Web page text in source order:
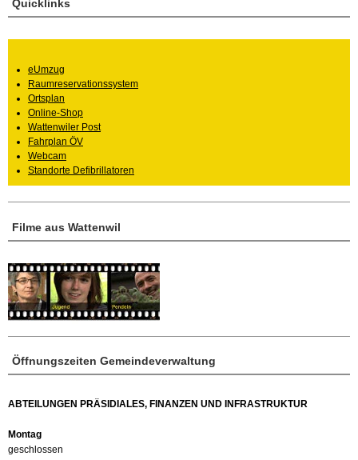
Öffnungszeiten Gemeindeverwaltung
ABTEILUNGEN PRÄSIDIALES, FINANZEN UND INFRASTRUKTUR
Montag
geschlossen
Filme aus Wattenwil
Quicklinks
eUmzug
Raumreservationssystem
Ortsplan
Online-Shop
Wattenwiler Post
Fahrplan ÖV
Webcam
Standorte Defibrillatoren